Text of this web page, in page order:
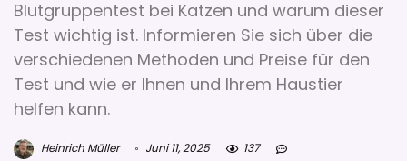
Blutgruppentest bei Katzen und warum dieser
Test wichtig ist. Informieren Sie sich über die
verschiedenen Methoden und Preise für den
Test und wie er Ihnen und Ihrem Haustier
helfen kann.
Heinrich Müller Juni 11, 2025 137